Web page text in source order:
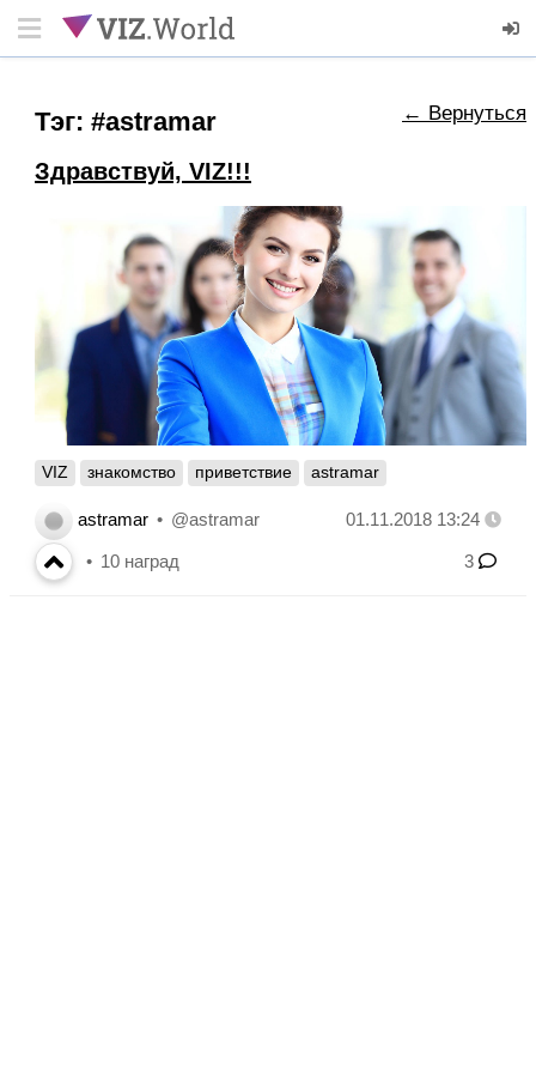
← Вернуться
Тэг: #astramar
Здравствуй, VIZ!!!
VIZ знакомство приветствие astramar
astramar @astramar 01.11.2018 13:24
10 наград 3